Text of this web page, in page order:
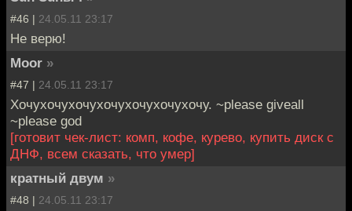
#46 | 24.05.11 23:17
Не верю!
Moor »
#47 | 24.05.11 23:17
Хочухочухочухочухочухочухочу. ~please giveall
~please god
[готовит чек-лист: комп, кофе, курево, купить диск с
ДНФ, всем сказать, что умер]
кратный двум »
#48 | 24.05.11 23:17